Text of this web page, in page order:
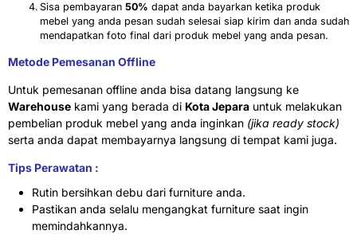
Sisa pembayaran 50% dapat anda bayarkan ketika produk
mebel yang anda pesan sudah selesai siap kirim dan anda sudah
mendapatkan foto final dari produk mebel yang anda pesan.
Metode Pemesanan Offline
Untuk pemesanan offline anda bisa datang langsung ke
Warehouse kami yang berada di Kota Jepara untuk melakukan
pembelian produk mebel yang anda inginkan (jika ready stock)
serta anda dapat membayarnya langsung di tempat kami juga.
Tips Perawatan :
Rutin bersihkan debu dari furniture anda.
Pastikan anda selalu mengangkat furniture saat ingin
memindahkannya.